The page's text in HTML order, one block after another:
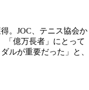
。JOC、テニス協会か
「億万長者」にとって
ルが重要だった」と、